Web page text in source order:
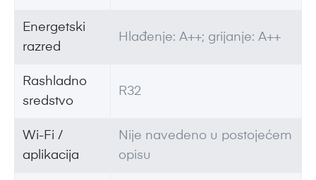
Energetski
razred
Hlađenje: A++; grijanje: A++
Rashladno
sredstvo
R32
Wi-Fi /
aplikacija
Nije navedeno u postojećem
opisu